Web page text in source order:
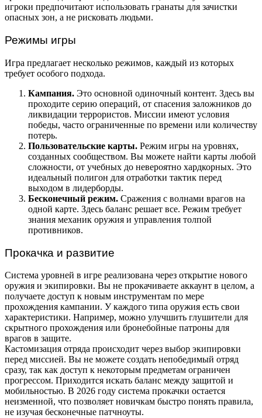
игроки предпочитают использовать гранаты для зачистки
опасных зон, а не рисковать людьми.
Режимы игры
Игра предлагает несколько режимов, каждый из которых
требует особого подхода.
Кампания. Это основной одиночный контент. Здесь вы
проходите серию операций, от спасения заложников до
ликвидации террористов. Миссии имеют условия
победы, часто ограниченные по времени или количеству
потерь.
Пользовательские карты. Режим игры на уровнях,
созданных сообществом. Вы можете найти карты любой
сложности, от учебных до невероятно хардкорных. Это
идеальный полигон для отработки тактик перед
выходом в лидерборды.
Бесконечный режим. Сражения с волнами врагов на
одной карте. Здесь баланс решает все. Режим требует
знания механик оружия и управления толпой
противников.
Прокачка и развитие
Система уровней в игре реализована через открытие нового
оружия и экипировки. Вы не прокачиваете аккаунт в целом, а
получаете доступ к новым инструментам по мере
прохождения кампании. У каждого типа оружия есть свои
характеристики. Например, можно улучшить глушители для
скрытного прохождения или бронебойные патроны для
врагов в защите.
Кастомизация отряда происходит через выбор экипировки
перед миссией. Вы не можете создать непобедимый отряд
сразу, так как доступ к некоторым предметам ограничен
прогрессом. Приходится искать баланс между защитой и
мобильностью. В 2026 году система прокачки остается
неизменной, что позволяет новичкам быстро понять правила,
не изучая бесконечные патчноуты.